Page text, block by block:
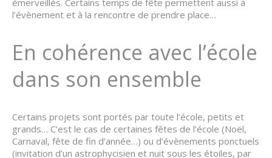
émerveillés. Certains temps de fête permettent aussi à
l’évènement et à la rencontre de prendre place…
En cohérence avec l’école
dans son ensemble
Certains projets sont portés par toute l’école, petits et
grands… C’est le cas de certaines fêtes de l’école (Noël,
Carnaval, fête de fin d’année…) ou d’évènements ponctuels
(invitation d’un astrophycisien et nuit sous les étoiles, par